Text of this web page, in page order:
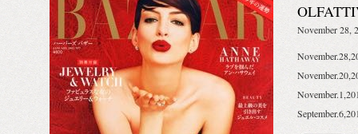
BIOTOP -ビ
4-6-44 Tel:
http://
阪 - 〒550-
館 1/2/4F
「BIOTOP -
November 28,